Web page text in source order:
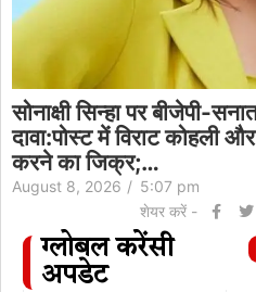
सोनाक्षी सिन्हा पर बीजेपी-
दावा:पोस्ट में विराट कोहली
करने का जिक्र;…
August 8, 2026 / 5:07 pm
शेयर करें -
ग्लोबल करेंसी
अपडेट